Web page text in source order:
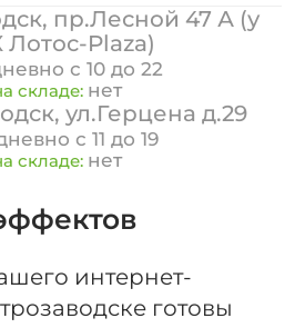
пр.Лесной 47 А (у
Лотос-Plaza)
с 10 до 22
складе: нет
ул.Герцена д.29
с 11 до 19
складе: нет
интернет-
готовы